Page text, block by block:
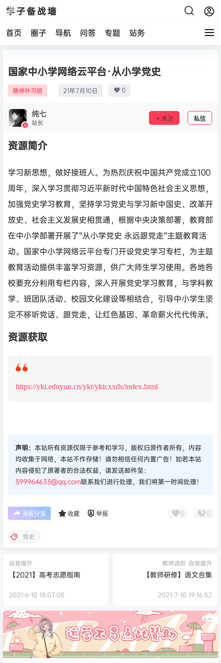
学子备战墙
首页 圈子 导航 问答 专题 站务
国家中小学网络云平台·从小学党史
精神补习班 21年7月10日 0
纯七
站长 关注 私信
资源简介
学习新思想，做好接班人。为热烈庆祝中国共产党成立100
周年，深入学习贯彻习近平新时代中国特色社会主义思想，
加强党史学习教育，坚持学习党史与学习新中国史、改革开
放史、社会主义发展史相贯通，根据中央决策部署，教育部
在中小学部署开展了“从小学党史 永远跟党走”主题教育活
动。国家中小学网络云平台专门开设党史学习专栏，为主题
教育活动提供丰富学习资源，供广大师生学习使用。各地各
校要充分利用专栏内容，深入开展党史学习教育，与学科教
学、班团队活动、校园文化建设等相结合，引导中小学生坚
定不移听党话、跟党走，让红色基因、革命薪火代代传承。
资源获取
https://ykt.eduyun.cn/ykt/yktcxxds/index.html
声明： 本站所有资源仅限于参考和学习，版权归原作者所有，内容
均收集于网络，本站不作存储！请勿相信任何内置广告！如若本站
内容侵犯了原著者的合法权益，请发送邮件至：
599964633@qq.com联系我们进行处理，我们将第一时间处理！
海报分享 收藏 举报 0 0
党史
自我提升
【2021】高考志愿指南
2021-6-10 18:07:08
教师进阶 自我提升
【教师研修】语文合集
2021-7-10 19:16:52